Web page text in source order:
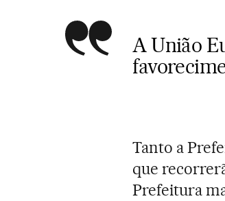
A União
Tanto a
que
Prefeitura